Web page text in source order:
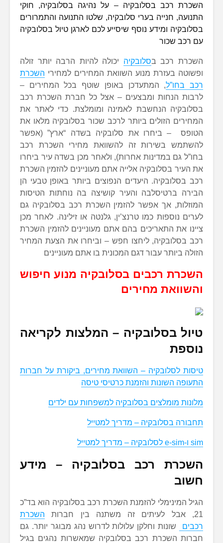
השכרת רכב בסלובקיה – על נהיגה בסלובקיה, חוקי
התנועה, חנייה בערי סלובקיה, שלטו התנועה והתמרורים
בסלובקיה ומידע נוסף שיסייע לכם לארגן טיול בסלובקיה
עם רכב שכור
השכרת רכב בסלובקיה יכולה להיות הרבה יותר זולה
ופשוטה בעזרת מנוע השוואת המחירים למחירי השכרת
רכב בחו”ל, המתעדכן באופן שוטף בכל המחירים –
לרבות הנחות ומבצעים – אצל כל חברת השכרת רכב
בסלובקיה הנחשבת לאמינה ומומלצת. כדי לאתר את
המחירים הזולים ביותר לרכב שכור בסלובקיה מלאו את
הטופס – ביחרו את סלובקיה בשדה “ארץ” (אפשר
להשתמש בשירות זה להשוואת מחירי השכרת רכב
בחו”ל גם במדינות אחרות), ולאחר מכן בשדה עיר ביחרו
את העיר בסלובקיה אלייה אתם מעוניינים להזמין השכרת
רכב בסלובקיה. היעדים הנפוצים ביותר באופן טבעי הן
הבירה ברטיסלבה והעיר קושיצה בה נוחתות הטיסות
המוזלות, אך אפשר להזמין השכרת רכב בסלובקיה גם
לערים נוספות כמו טרנצ’ין, גלנטה או זילינה. לאחר מכן
ציינו את התאריכים בהם אתם מעוניינים להזמין השכרת
רכב בסלובקיה, ליחצו חפש – וביחרו את הצעת המחיר
הזולה ביותר עבור דגם המכונית בו אתם מעוניינים
השכרת רכבים בסלובקיה מנוע חיפוש
והשוואת מחירים
טיול בסלובקיה – המלצות לקריאה
נוספת
טיסות לסלובקיה – השוואת מחירים, ביקורת על חברות
התעופה השונות והזמנת כרטיסי טיסה
מלונות מומלצים בסלובקיה למשפחות עם ילדים
תחבורה בסלובקיה – מדריך למטייל
sim ו-e-sim לסלובקיה – מדריך למטייל
השכרת רכב בסלובקיה – מידע
חשוב
הגיל המינימלי להזמנת השכרת רכב בסלובקיה הוא בד”כ
21, אבל לעיתים זה משתנה בין חברות
השכרת
רכבים
שונות וחלקן עלולות לדרוש נהג מבוגר יותר. גם
חברות השכרת רכב בסלובקיה שמאשרות נהגים בגיל